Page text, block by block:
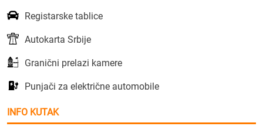
Registarske tablice
Autokarta Srbije
Granični prelazi kamere
Punjači za električne automobile
INFO KUTAK